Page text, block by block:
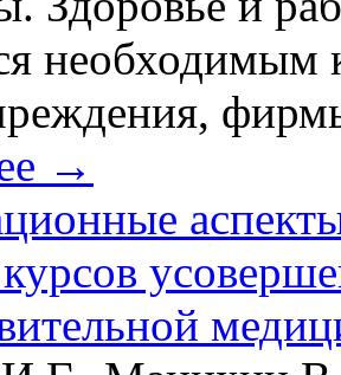
необходимым
→